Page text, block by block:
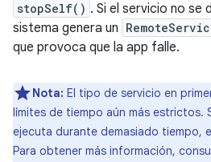
stopSelf() . Si el servicio no se
sistema genera un
que provoca que la app falle.
Nota: El tipo de servicio en
límites de tiempo aún más estrictos.
ejecuta durante demasiado tiempo,
Para obtener más información,